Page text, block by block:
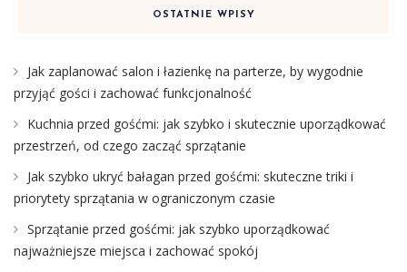
OSTATNIE WPISY
Jak zaplanować salon i łazienkę na parterze, by wygodnie
przyjąć gości i zachować funkcjonalność
Kuchnia przed gośćmi: jak szybko i skutecznie uporządkować
przestrzeń, od czego zacząć sprzątanie
Jak szybko ukryć bałagan przed gośćmi: skuteczne triki i
priorytety sprzątania w ograniczonym czasie
Sprzątanie przed gośćmi: jak szybko uporządkować
najważniejsze miejsca i zachować spokój